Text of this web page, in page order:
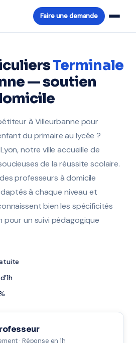
Faire une demande
Terminale
— soutien
à Villeurbanne pour
du primaire au lycée ?
notre ville accueille de
de la réussite scolaire.
professeurs à domicile
à chaque niveau et
bien les spécificités
pour un suivi pédagogique
· Réponse en 1h